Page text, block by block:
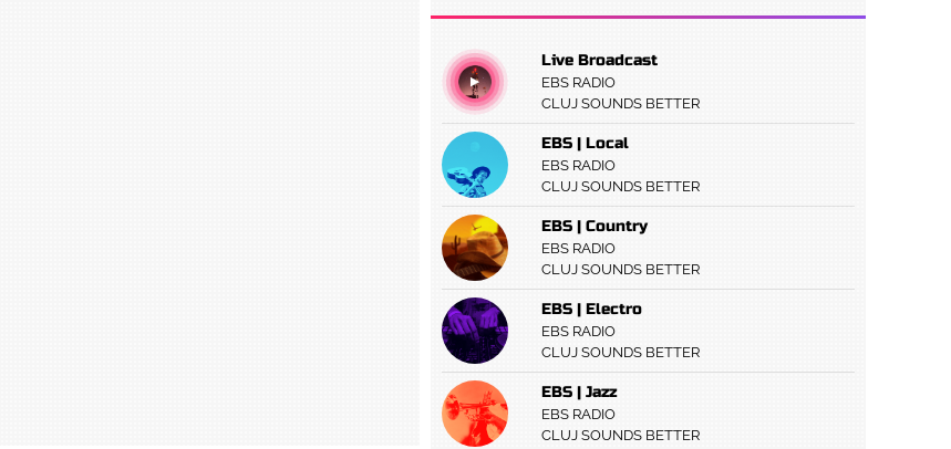
Live Broadcast
EBS RADIO
CLUJ SOUNDS BETTER
EBS | Local
EBS RADIO
CLUJ SOUNDS BETTER
EBS | Country
EBS RADIO
CLUJ SOUNDS BETTER
EBS | Electro
EBS RADIO
CLUJ SOUNDS BETTER
EBS | Jazz
EBS RADIO
CLUJ SOUNDS BETTER